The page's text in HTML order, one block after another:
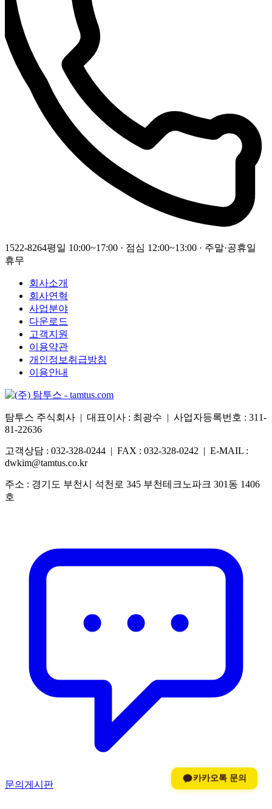
카카오톡 문의
1522-8264평일 10:00~17:00 · 점심 12:00~13:00 · 주말·공휴일
휴무
회사소개
회사연혁
사업분야
다운로드
고객지원
이용약관
개인정보취급방침
이용안내
탐투스 주식회사 | 대표이사 : 최광수 | 사업자등록번호 : 311-
81-22636
고객상담 : 032-328-0244 | FAX : 032-328-0242 | E-MAIL :
dwkim@tamtus.co.kr
주소 : 경기도 부천시 석천로 345 부천테크노파크 301동 1406
호
문의게시판